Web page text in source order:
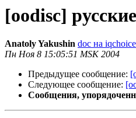
[oodisc]
Anatoly Yakushin doc на
Пн Ноя 8 15:05:51 MSK 2004
Предыдущее сообщение:
Следующее сообщение:
Сообщения,